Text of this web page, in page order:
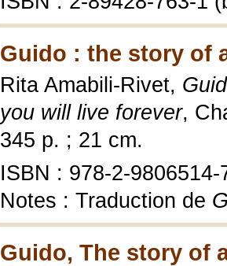
Guido : the story of
Rita Amabili-Rivet,
you will live forever,
345 p. ; 21 cm.
ISBN : 978-2-9806514-
Notes : Traduction de
Guido, The story of